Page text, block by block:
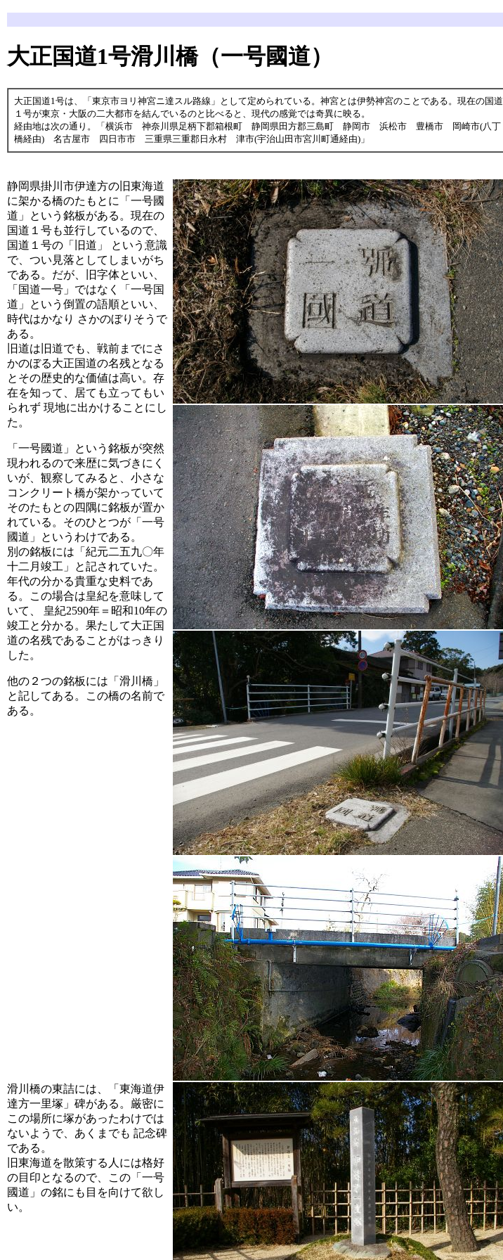
大正国道1号滑川橋（一号國道）
大正国道1号は、「東京市ヨリ神宮ニ達スル路線」として定められている。神宮とは伊勢神宮のことである。現在の国道
１号が東京・大阪の二大都市を結んでいるのと比べると、現代の感覚では奇異に映る。
経由地は次の通り。「横浜市 神奈川県足柄下郡箱根町 静岡県田方郡三島町 静岡市 浜松市 豊橋市 岡崎市(八丁
橋経由) 名古屋市 四日市市 三重県三重郡日永村 津市(宇治山田市宮川町通経由)」
静岡県掛川市伊達方の旧東海道
に架かる橋のたもとに「一号國
道」という銘板がある。現在の
国道１号も並行しているので、
国道１号の「旧道」 という意識
で、つい見落としてしまいがち
である。だが、旧字体といい、
「国道一号」ではなく「一号国
道」という倒置の語順といい、
時代はかなり さかのぼりそうで
ある。
旧道は旧道でも、戦前までにさ
かのぼる大正国道の名残となる
とその歴史的な価値は高い。存
在を知って、居ても立ってもい
られず 現地に出かけることにし
た。
「一号國道」という銘板が突然
現われるので来歴に気づきにく
いが、観察してみると、小さな
コンクリート橋が架かっていて
そのたもとの四隅に銘板が置か
れている。そのひとつが「一号
國道」というわけである。
別の銘板には「紀元二五九〇年
十二月竣工」と記されていた。
年代の分かる貴重な史料であ
る。この場合は皇紀を意味して
いて、 皇紀2590年＝昭和10年の
竣工と分かる。果たして大正国
道の名残であることがはっきり
した。
他の２つの銘板には「滑川橋」
と記してある。この橋の名前で
ある。
滑川橋の東詰には、「東海道伊
達方一里塚」碑がある。厳密に
この場所に塚があったわけでは
ないようで、あくまでも 記念碑
である。
旧東海道を散策する人には格好
の目印となるので、この「一号
國道」の銘にも目を向けて欲し
い。